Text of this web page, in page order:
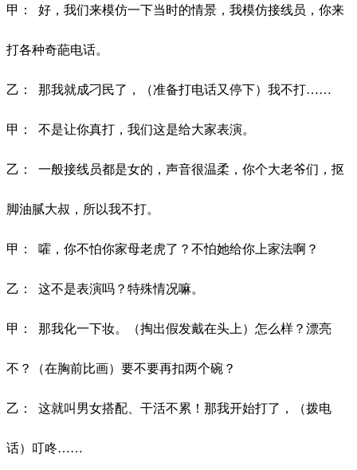
甲： 好，我们来模仿一下当时的情景，我模仿接线员，你来
打各种奇葩电话。
乙： 那我就成刁民了，（准备打电话又停下）我不打……
甲： 不是让你真打，我们这是给大家表演。
乙： 一般接线员都是女的，声音很温柔，你个大老爷们，抠
脚油腻大叔，所以我不打。
甲： 嚯，你不怕你家母老虎了？不怕她给你上家法啊？
乙： 这不是表演吗？特殊情况嘛。
甲： 那我化一下妆。（掏出假发戴在头上）怎么样？漂亮
不？（在胸前比画）要不要再扣两个碗？
乙： 这就叫男女搭配、干活不累！那我开始打了，（拨电
话）叮咚……